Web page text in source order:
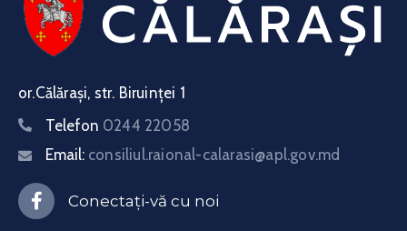
or.Călărași, str. Biruinței 1
Telefon 0244 22058
Email: consiliul.raional-calarasi@apl.gov.md
Conectați-vă cu noi